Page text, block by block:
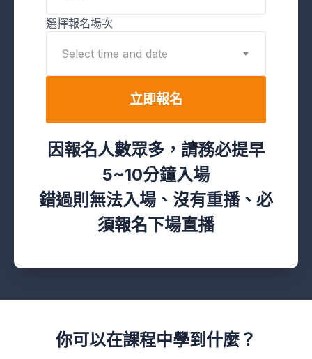
選擇報名場次
Select time and date
立即報名
因報名人數眾多，請務必提早
5~10分鐘入場
錯過則無法入場、沒有重播、必
須報名下場直播
你可以在課程中學到什麼？